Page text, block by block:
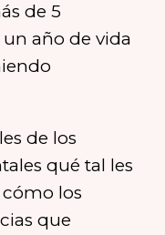
de 5
año de vida
de los
qué tal les
los
que